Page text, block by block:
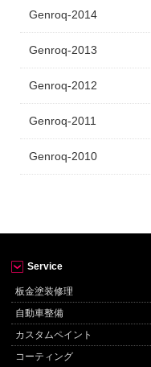
Genroq-2014
Genroq-2013
Genroq-2012
Genroq-2011
Genroq-2010
Service
板金塗装修理
自動車整備
カスタムペイント
コーティング